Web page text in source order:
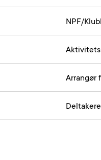
NPF/
Arrangør